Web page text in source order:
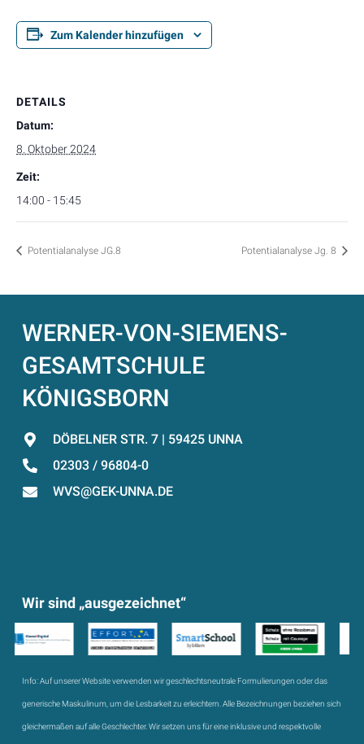
Zum Kalender hinzufügen
DETAILS
Datum:
8. Oktober 2024
Zeit:
14:00 - 15:45
Potentialanalyse JG.8 Potentialanalyse Jg. 8
WERNER-VON-SIEMENS-
GESAMTSCHULE
KÖNIGSBORN
DÖBELNER STR. 7 | 59425 UNNA
02303 / 96804-0
WVS@GEK-UNNA.DE
Wir sind „ausgezeichnet“
Info:Auf unserer Website verwenden wir geschlechtsneutrale Formulierungen oder das
generische Maskulinum, um die Lesbarkeit zu erleichtern. Alle Bezeichnungen beziehen sich
gleichermaßen auf alle Geschlechter. Wir setzen uns für eine inklusive und respektvolle